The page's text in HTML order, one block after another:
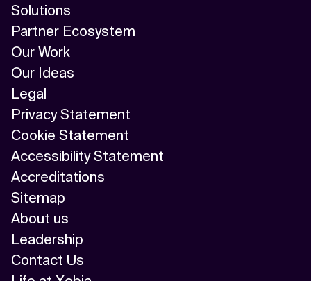
Solutions
Partner Ecosystem
Our Work
Our Ideas
Legal
Privacy Statement
Cookie Statement
Accessibility Statement
Accreditations
Sitemap
About us
Leadership
Contact Us